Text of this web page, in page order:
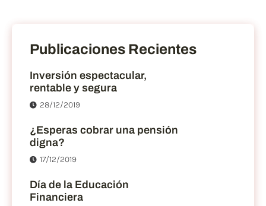
Publicaciones Recientes
Inversión espectacular,
rentable y segura
28/12/2019
¿Esperas cobrar una pensión
digna?
17/12/2019
Día de la Educación
Financiera